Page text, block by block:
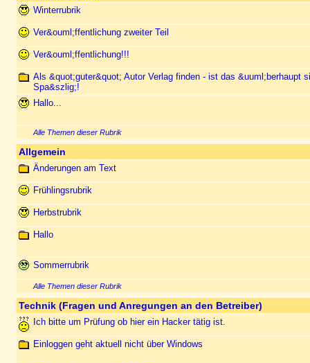
Winterrubrik
Ver&ouml;ffentlichung zweiter Teil
Ver&ouml;ffentlichung!!!
Als &quot;guter&quot; Autor Verlag finden - ist das &uuml;berhaupt
Spa&szlig;!
Hallo...
Alle Themen dieser Rubrik
Allgemein
Änderungen am Text
Frühlingsrubrik
Herbstrubrik
Hallo
Sommerrubrik
Alle Themen dieser Rubrik
Technik (Fragen und Anregungen an den Betreiber)
Ich bitte um Prüfung ob hier ein Hacker tätig ist.
Einloggen geht aktuell nicht über Windows